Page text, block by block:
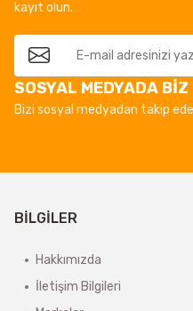
kayıt olun.
SOSYAL MEDYADA BİZ
Bizi sosyal medyadan takip
BİLGİLER
Hakkımızda
İletişim Bilgileri